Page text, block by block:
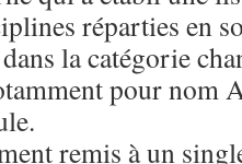
réparties en
la catégorie
pour nom
remis à un